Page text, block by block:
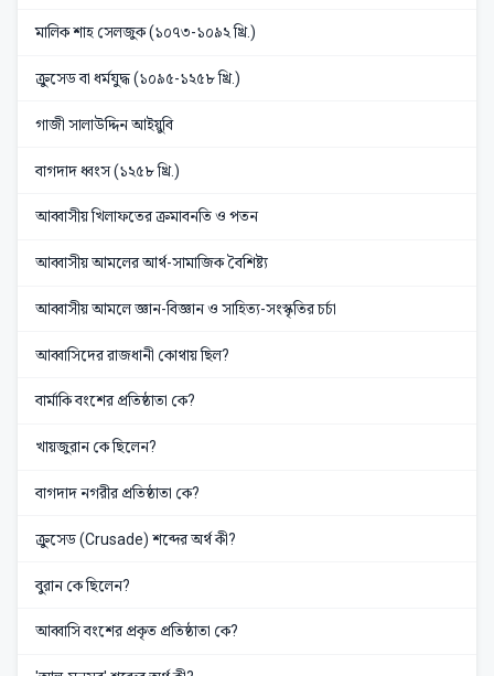
মালিক শাহ সেলজুক (১০৭৩-১০৯২ খ্রি.)
ক্রুসেড বা ধর্মযুদ্ধ (১০৯৫-১২৫৮ খ্রি.)
গাজী সালাউদ্দিন আইয়ুবি
বাগদাদ ধ্বংস (১২৫৮ খ্রি.)
আব্বাসীয় খিলাফতের ক্রমাবনতি ও পতন
আব্বাসীয় আমলের আর্থ-সামাজিক বৈশিষ্ট্য
আব্বাসীয় আমলে জ্ঞান-বিজ্ঞান ও সাহিত্য-সংস্কৃতির চর্চা
আব্বাসিদের রাজধানী কোথায় ছিল?
বার্মাকি বংশের প্রতিষ্ঠাতা কে?
খায়জুরান কে ছিলেন?
বাগদাদ নগরীর প্রতিষ্ঠাতা কে?
ক্রুসেড (Crusade) শব্দের অর্থ কী?
বুরান কে ছিলেন?
আব্বাসি বংশের প্রকৃত প্রতিষ্ঠাতা কে?